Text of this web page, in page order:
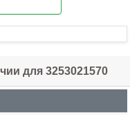
для 3253021570